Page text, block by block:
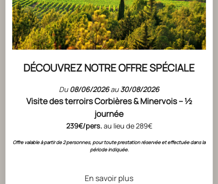
DÉCOUVREZ NOTRE OFFRE SPÉCIALE
Du08/06/2026au30/08/2026
Visite des terroirs Corbières & Minervois – ½
journée
239€/pers. au lieu de 289€
Offre valable à partir de 2 personnes, pour toute prestation réservée et effectuée dans la
période indiquée.
En savoir plus
ACTUALITÉS
CLICK & COLLECT
CLOS